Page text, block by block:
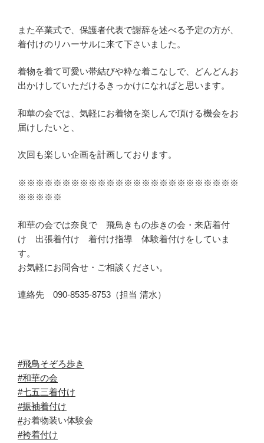
また卒業式で、保護者代表で謝辞を述べる予定の方が、
着付けのリハーサルに来て下さいました。
着物を着て可愛い帯結びや粋な着こなしで、どんどんお
出かけしていただけるきっかけになればと思います。
和華の会では、気軽にお着物を楽しんで頂ける機会をお
届けしたいと、
次回も楽しい企画を計画しております。
※※※※※※※※※※※※※※※※※※※※※※※※※
※※※※※
和華の会では奈良で 飛鳥きもの歩きの会・来店着付
け 出張着付け 着付け指導 体験着付けをしていま
す。
お気軽にお問合せ・ご相談ください。
連絡先 090-8535-8753（担当 清水）
#飛鳥そぞろ歩き
#和華の会
#七五三着付け
#振袖着付け
#お着物装い体験会
#袴着付け